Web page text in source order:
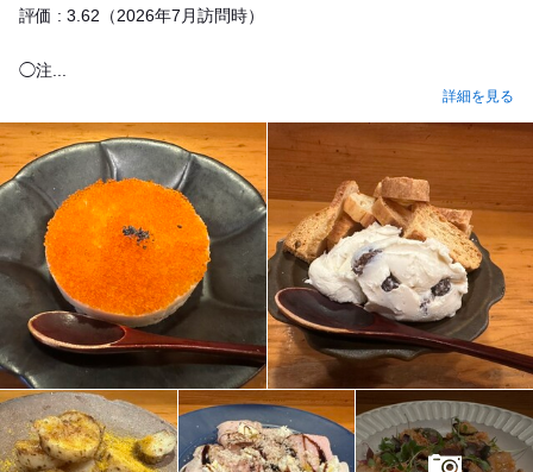
評価 : 3.62（2026年7月訪問時）
◯注...
詳細を見る